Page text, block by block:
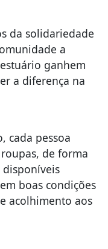
da solidariedade
a
ganhem
a diferença na
cada pessoa
de forma
boas condições
acolhimento aos